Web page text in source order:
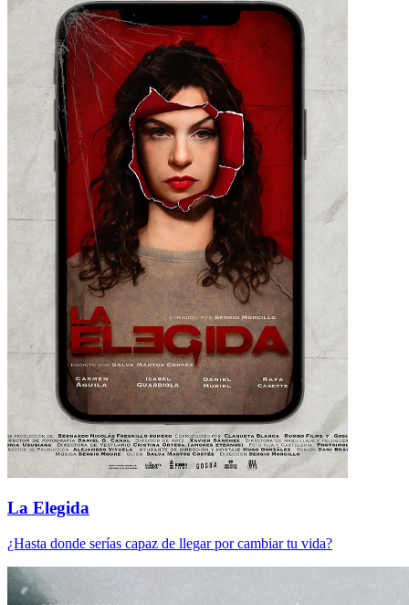
La Elegida
¿Hasta donde serías capaz de llegar por cambiar tu vida?